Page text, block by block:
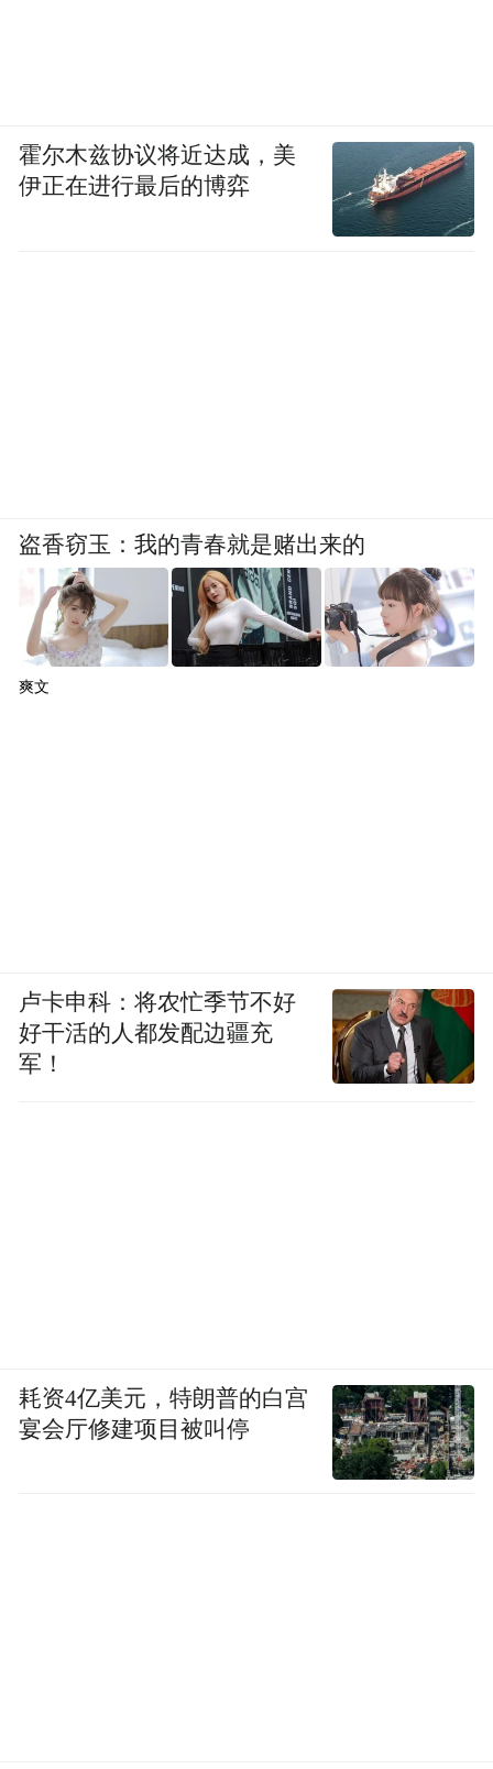
霍尔木兹协议将近达成，美
伊正在进行最后的博弈
盗香窃玉：我的青春就是赌出来的
爽文
卢卡申科：将农忙季节不好
好干活的人都发配边疆充
军！
耗资4亿美元，特朗普的白宫
宴会厅修建项目被叫停